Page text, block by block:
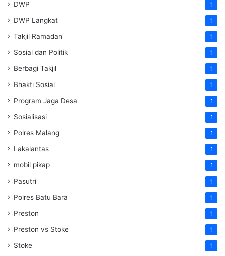
DWP 1
DWP Langkat 1
Takjil Ramadan 1
Sosial dan Politik 1
Berbagi Takjil 1
Bhakti Sosial 1
Program Jaga Desa 1
Sosialisasi 1
Polres Malang 1
Lakalantas 1
mobil pikap 1
Pasutri 1
Polres Batu Bara 1
Preston 1
Preston vs Stoke 1
Stoke 1